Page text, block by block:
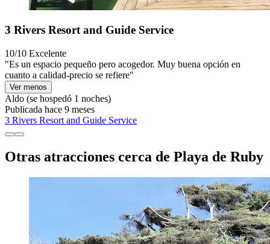
3 Rivers Resort and Guide Service
10/10 Excelente
"Es un espacio pequeño pero acogedor. Muy buena opción en
cuanto a calidad-precio se refiere"
Ver menos
Aldo (se hospedó 1 noches)
Publicada hace 9 meses
3 Rivers Resort and Guide Service
Otras atracciones cerca de Playa de Ruby